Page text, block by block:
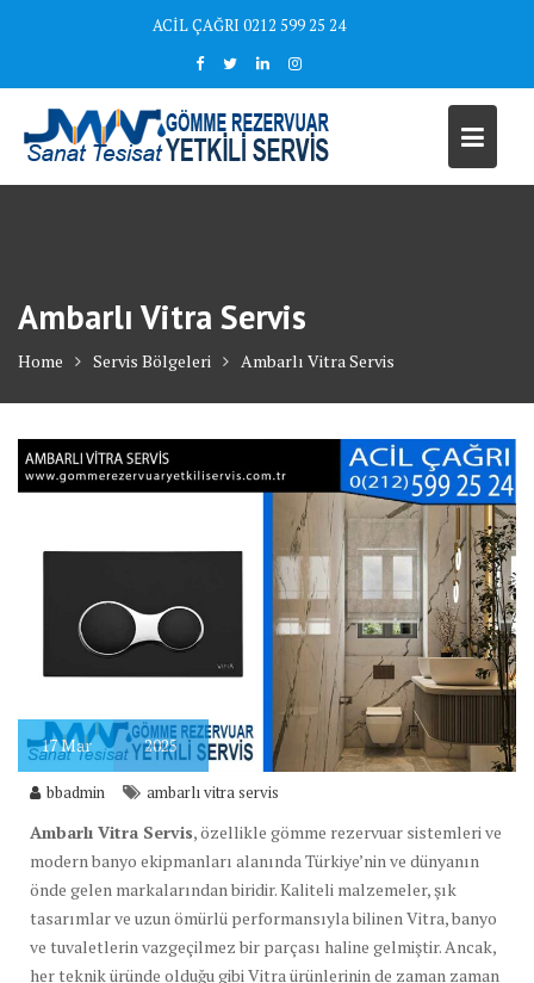
ACİL ÇAĞRI 0212 599 25 24
Ambarlı Vitra Servis
Home Servis Bölgeleri Ambarlı Vitra Servis
17Mar 2025
bbadmin ambarlı vitra servis
Ambarlı Vitra Servis, özellikle gömme rezervuar sistemleri ve
modern banyo ekipmanları alanında Türkiye’nin ve dünyanın
önde gelen markalarından biridir. Kaliteli malzemeler, şık
tasarımlar ve uzun ömürlü performansıyla bilinen Vitra, banyo
ve tuvaletlerin vazgeçilmez bir parçası haline gelmiştir. Ancak,
her teknik üründe olduğu gibi Vitra ürünlerinin de zaman zaman